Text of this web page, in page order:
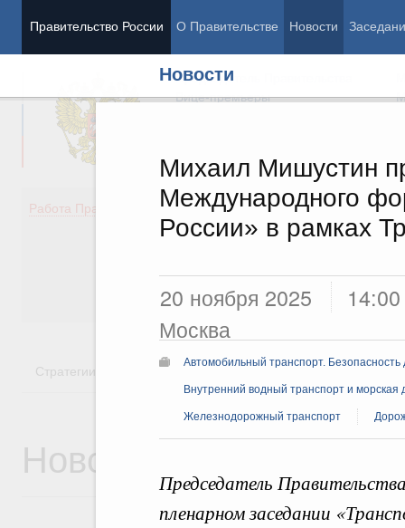
Правительство России О Правительстве Новости
Новости
Михаил Мишустин
Международного
России» в рамках
20 ноября 2025
14:00
Москва
Автомобильный транспорт.
Внутренний водный транспорт и морская
Железнодорожный транспорт
Председатель
пленарном заседании
Председатель Правительства
Вице-премьеры
Работа Правительства
Демография
Здоровье
Образование
Государство
Стратегии Государственные программы
Новости